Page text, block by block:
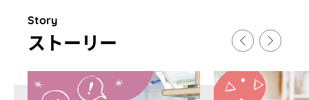
Story
ストー リ ー